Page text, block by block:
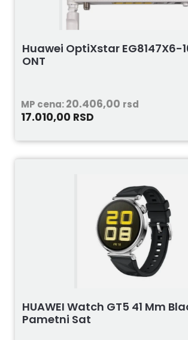
Huawei OptiXstar EG8147X6-
ONT
MP cena:20.406,00 rsd
17.010,00 RSD
HUAWEI Watch GT5 41 Mm
Pametni Sat